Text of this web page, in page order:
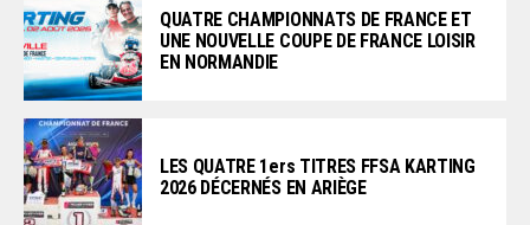
QUATRE CHAMPIONNATS DE FRANCE ET
UNE NOUVELLE COUPE DE FRANCE LOISIR
EN NORMANDIE
LES QUATRE 1ers TITRES FFSA KARTING
2026 DÉCERNÉS EN ARIÈGE